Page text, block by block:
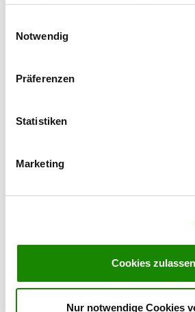
Cookies, wenn Sie unsere Webseite
Notwendig
Präferenzen
Statistiken
Marketing
Cookies zulassen
Nur notwendige Cookies
Kennel: vom alten Spital
06369 Görzig
Teufelsmühle
06268 Querfurt
Kennel: vom Gröster
Hauptstr. 4